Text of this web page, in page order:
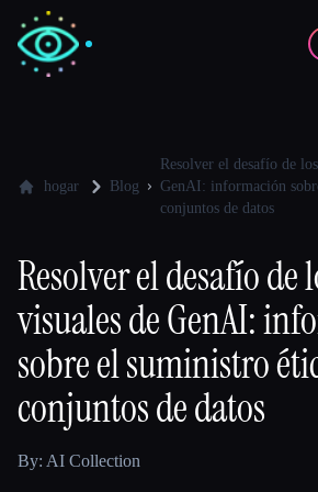
🎨
🎓Estudiantes 🎬
Blog
hogar Blog
Resolver el desafío de
GenAI: información
conjuntos de datos
Resolver el desafío de
visuales de GenAI:
sobre el suministro
conjuntos de datos
By: AI Collection